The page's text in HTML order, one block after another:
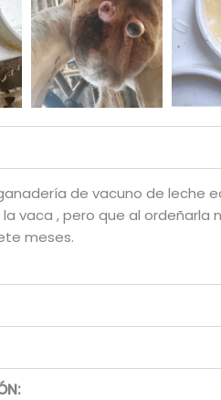
de vacuno de leche
vaca , pero que al
meses.